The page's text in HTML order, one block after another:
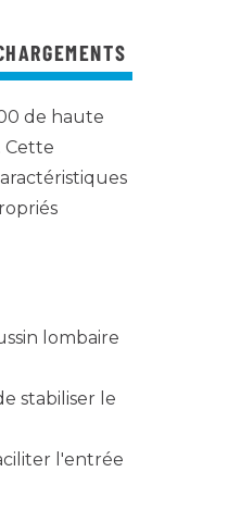
de haute
Cette
lombaire
stabiliser le
l'entrée